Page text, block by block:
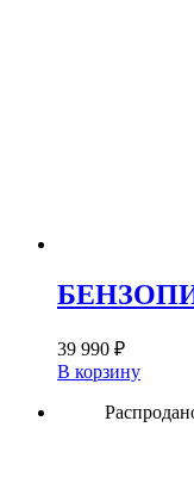
39 990 ₽
В корзину